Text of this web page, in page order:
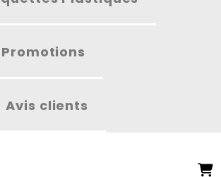
Promotions
Avis clients